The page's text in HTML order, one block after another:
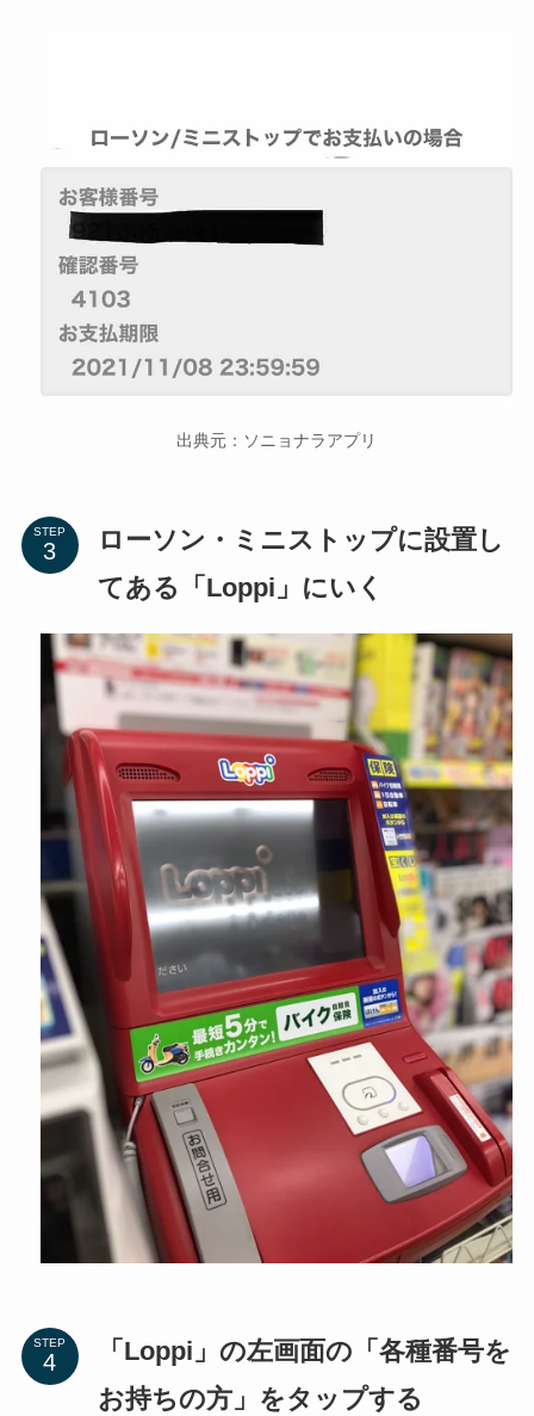
出典元：ソニョナラアプリ
STEP
ローソン・ミニストップに設置し
てある「Loppi」にいく
STEP
「Loppi」の左画面の「各種番号を
お持ちの方」をタップする